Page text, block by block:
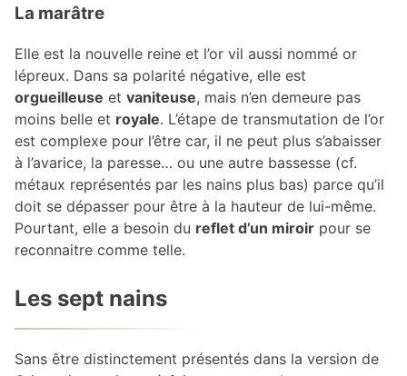
La marâtre
Elle est la nouvelle reine et l’or vil aussi nommé or
lépreux. Dans sa polarité négative, elle est
orgueilleuse et vaniteuse, mais n’en demeure pas
moins belle et royale. L’étape de transmutation de l’or
est complexe pour l’être car, il ne peut plus s’abaisser
à l’avarice, la paresse… ou une autre bassesse (cf.
métaux représentés par les nains plus bas) parce qu’il
doit se dépasser pour être à la hauteur de lui-même.
Pourtant, elle a besoin du reflet d’un miroir pour se
reconnaitre comme telle.
Les sept nains
Sans être distinctement présentés dans la version de